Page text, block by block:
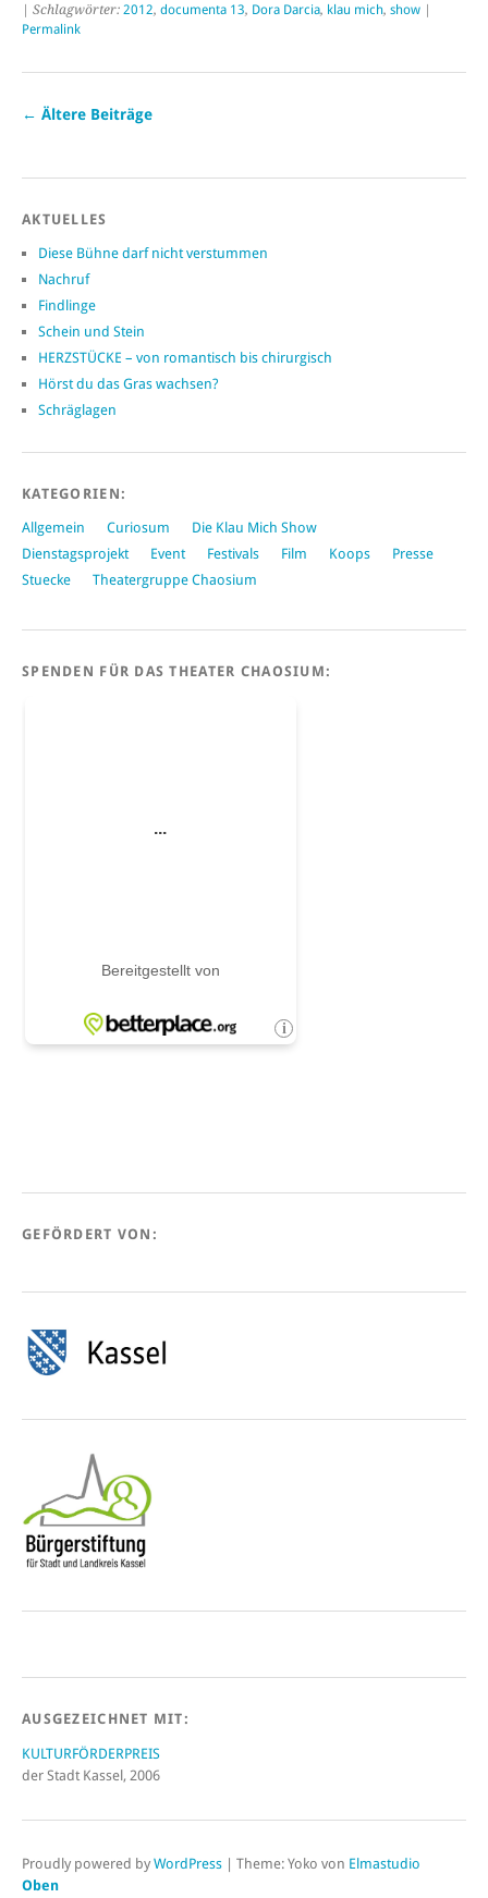
| Schlagwörter: 2012, documenta 13, Dora Darcia, klau mich, show |
Permalink
← Ältere Beiträge
AKTUELLES
Diese Bühne darf nicht verstummen
Nachruf
Findlinge
Schein und Stein
HERZSTÜCKE – von romantisch bis chirurgisch
Hörst du das Gras wachsen?
Schräglagen
KATEGORIEN:
Allgemein Curiosum
Die Klau Mich Show
Dienstagsprojekt
Event Festivals Film Koops
Presse
Stuecke
Theatergruppe Chaosium
SPENDEN FÜR DAS THEATER CHAOSIUM:
GEFÖRDERT VON:
AUSGEZEICHNET MIT:
KULTURFÖRDERPREIS
der Stadt Kassel, 2006
Proudly powered by WordPress | Theme: Yoko von Elmastudio
Oben